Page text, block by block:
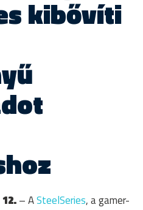
kibővíti
12.– ASteelSeries, a gamer-